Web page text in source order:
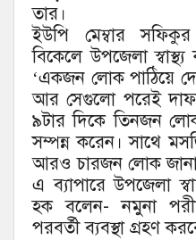
তার।
ইউপি মেম্বার
বিকেলে উপজেলা
‘একজন লোক পাঠিয়ে
আর সেগুলো পরেই
৯টার দিকে তিনজন
সম্পন্ন করেন। সাথে
আরও চারজন লোক
এ ব্যাপারে উপজেলা
হক বলেন- নমুনা
পরবর্তী ব্যবস্থা গ্রহণ